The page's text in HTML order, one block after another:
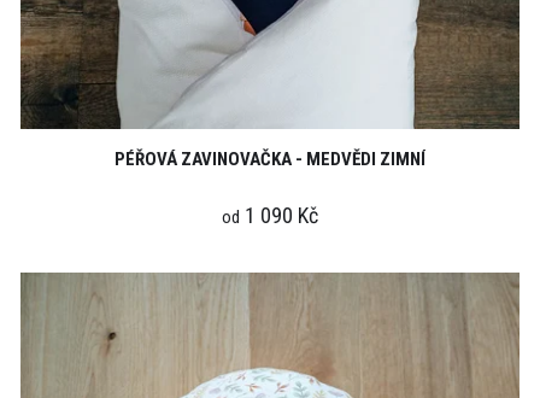
PÉŘOVÁ ZAVINOVAČKA - MEDVĚDI ZIMNÍ
od 1 090 Kč